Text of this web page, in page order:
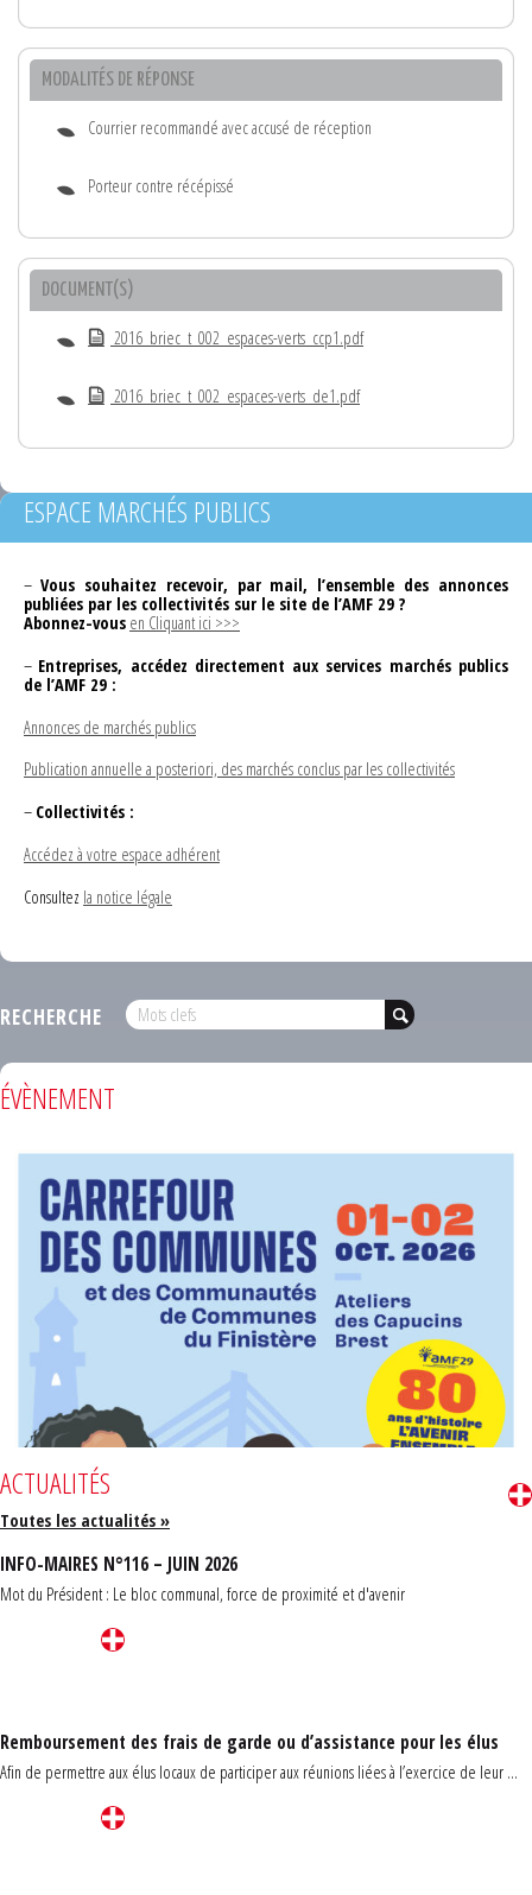
MODALITÉS DE RÉPONSE
Courrier recommandé avec accusé de réception
Porteur contre récépissé
DOCUMENT(S)
2016_briec_t_002_espaces-verts_ccp1.pdf
2016_briec_t_002_espaces-verts_de1.pdf
ESPACE MARCHÉS PUBLICS
– Vous souhaitez recevoir, par mail, l’ensemble des annonces
publiées par les collectivités sur le site de l’AMF 29 ?
Abonnez-vous en Cliquant ici >>>
– Entreprises, accédez directement aux services marchés publics
de l’AMF 29 :
Annonces de marchés publics
Publication annuelle a posteriori, des marchés conclus par les collectivités
– Collectivités :
Accédez à votre espace adhérent
Consultez la notice légale
RECHERCHE
ÉVÈNEMENT
ACTUALITÉS
Toutes les actualités »
INFO-MAIRES N°116 – JUIN 2026
Mot du Président : Le bloc communal, force de proximité et d'avenir
Remboursement des frais de garde ou d’assistance pour les élus
Afin de permettre aux élus locaux de participer aux réunions liées à l’exercice de leur ...